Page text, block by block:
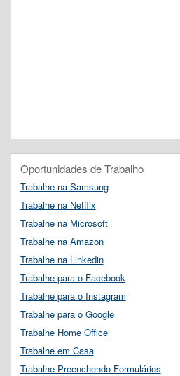
Oportunidades de Trabalho
Trabalhe na Samsung
Trabalhe na Netflix
Trabalhe na Microsoft
Trabalhe na Amazon
Trabalhe na Linkedin
Trabalhe para o Facebook
Trabalhe para o Instagram
Trabalhe para o Google
Trabalhe Home Office
Trabalhe em Casa
Trabalhe Preenchendo Formulários